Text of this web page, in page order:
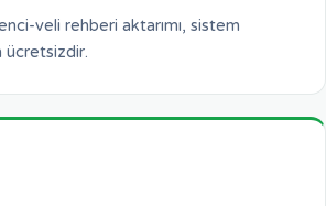
veli rehberi aktarımı, sistem
ücretsizdir.